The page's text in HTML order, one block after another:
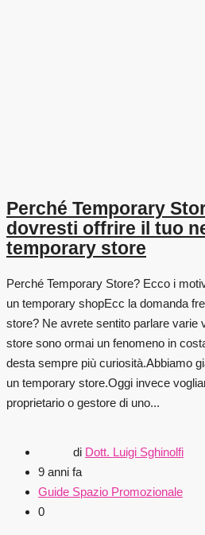
Perché Temporary
dovresti offrire il tuo
temporary store
Perché Temporary Store? Ecco i
un temporary shopEcc la domanda
store? Ne avrete sentito parlare varie
store sono ormai un fenomeno in
desta sempre più curiosità.Abbiamo
un temporary store.Oggi invece
proprietario o gestore di uno...
di Dott. Luigi Sghinolfi
9 anni fa
Guide Spazio Promozionale
0